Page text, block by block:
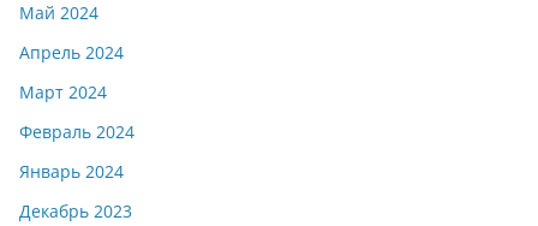
Май 2024
Апрель 2024
Март 2024
Февраль 2024
Январь 2024
Декабрь 2023